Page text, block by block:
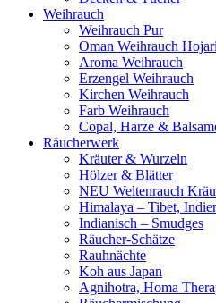
Weihrauch
Weihrauch Pur
Oman Weihrauch Hojari
Aroma Weihrauch
Erzengel Weihrauch
Kirchen Weihrauch
Farb Weihrauch
Copal, Harze &
Räucherwerk
Kräuter & Wurzeln
Hölzer & Blätter
NEU Weltenrauch
Himalaya – Tibet,
Indianisch – Smudges
Räucher-Schätze
Rauhnächte
Koh aus Japan
Agnihotra, Homa